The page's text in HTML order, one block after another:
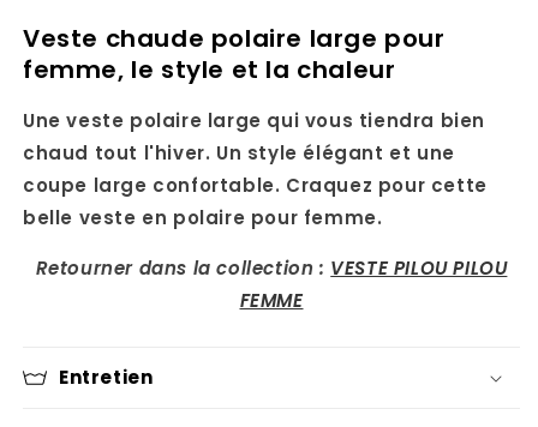
Veste chaude polaire large pour
femme, le style et la chaleur
Une veste polaire large qui vous tiendra bien
chaud tout l'hiver. Un style élégant et une
coupe large confortable. Craquez pour cette
belle veste en polaire pour femme.
Retourner dans la collection : VESTE PILOU PILOU
FEMME
Entretien